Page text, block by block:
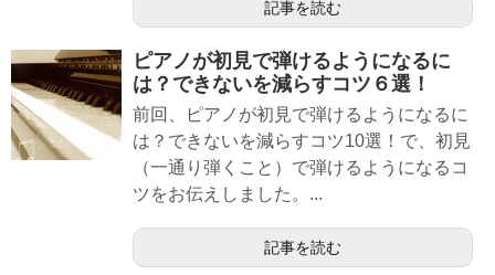
記事を読む
ピアノが初見で弾けるようになるに
は？できないを減らすコツ６選！
前回、ピアノが初見で弾けるようになるに
は？できないを減らすコツ10選！で、初見
（一通り弾くこと）で弾けるようになるコ
ツをお伝えしました。...
記事を読む